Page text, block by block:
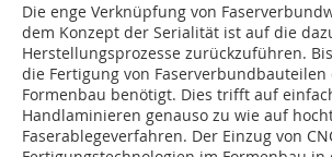
Die enge Verknüpfung von
dem Konzept der Serialität ist auf die
Herstellungsprozesse zurückzuführen.
die Fertigung von
Formenbau benötigt. Dies trifft auf
Handlaminieren genauso zu wie auf
Faserablegeverfahren. Der Einzug von